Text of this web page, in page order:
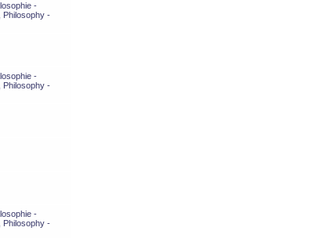
-
Philosophy -
-
Philosophy -
-
Philosophy -